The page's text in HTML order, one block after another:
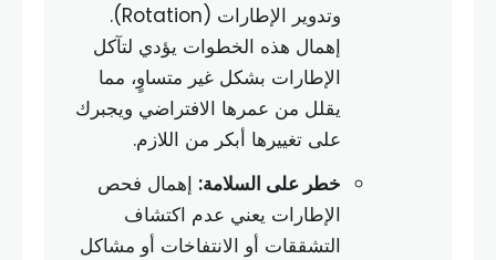
وتدوير الإطارات (Rotation).
إهمال هذه الخطوات يؤدي لتآكل
الإطارات بشكل غير متساوٍ، مما
يقلل من عمرها الافتراضي ويجبرك
على تغييرها أبكر من اللازم.
خطر على السلامة: إهمال فحص
الإطارات يعني عدم اكتشاف
التشققات أو الانتفاخات أو مشاكل